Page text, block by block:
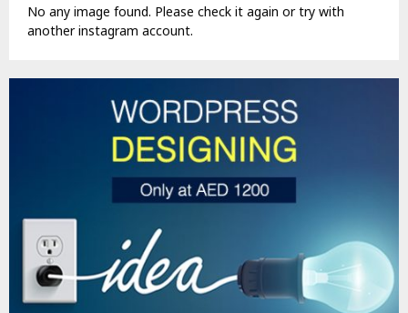
No any image found. Please check it again or try with
another instagram account.